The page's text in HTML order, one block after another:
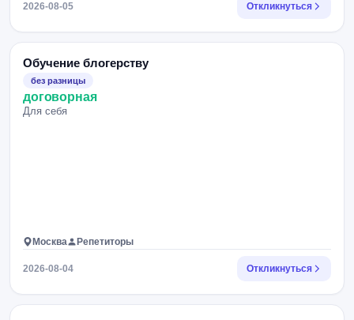
2026-08-05 Откликнуться
Обучение блогерству
без разницы
договорная
Для себя
Москва Репетиторы
2026-08-04 Откликнуться